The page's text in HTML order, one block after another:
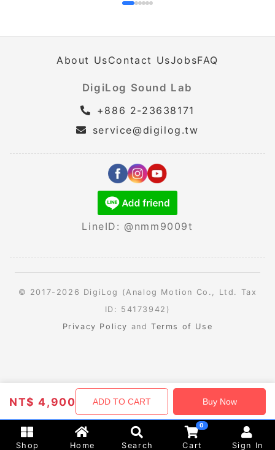
NT$4,900 ADD TO CART Buy Now
About UsContact UsJobsFAQ
DigiLog Sound Lab
+886 2-23638171
service@digilog.tw
LineID: @nmm9009t
© 2017-2026 DigiLog (Analog Motion Co., Ltd. Tax
ID: 54173942)
Privacy Policy andTerms of Use
Shop Home Search
0
Cart Sign In